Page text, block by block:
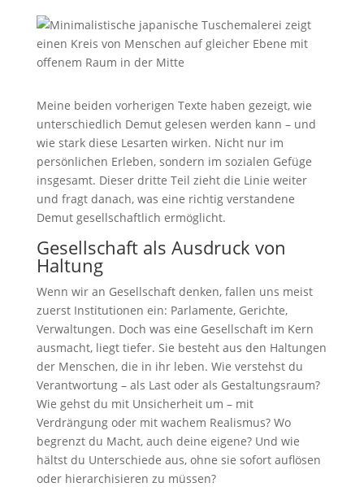
Meine beiden vorherigen Texte haben gezeigt, wie
unterschiedlich Demut gelesen werden kann – und
wie stark diese Lesarten wirken. Nicht nur im
persönlichen Erleben, sondern im sozialen Gefüge
insgesamt. Dieser dritte Teil zieht die Linie weiter
und fragt danach, was eine richtig verstandene
Demut gesellschaftlich ermöglicht.
Gesellschaft als Ausdruck von
Haltung
Wenn wir an Gesellschaft denken, fallen uns meist
zuerst Institutionen ein: Parlamente, Gerichte,
Verwaltungen. Doch was eine Gesellschaft im Kern
ausmacht, liegt tiefer. Sie besteht aus den Haltungen
der Menschen, die in ihr leben. Wie verstehst du
Verantwortung – als Last oder als Gestaltungsraum?
Wie gehst du mit Unsicherheit um – mit
Verdrängung oder mit wachem Realismus? Wo
begrenzt du Macht, auch deine eigene? Und wie
hältst du Unterschiede aus, ohne sie sofort auflösen
oder hierarchisieren zu müssen?